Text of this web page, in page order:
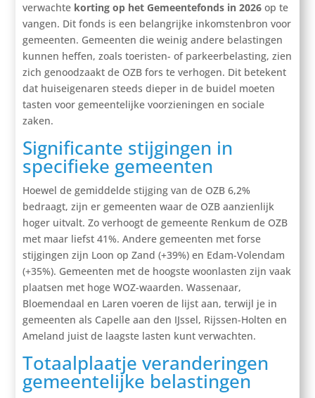
verwachte korting op het Gemeentefonds in 2026 op te
vangen. Dit fonds is een belangrijke inkomstenbron voor
gemeenten. Gemeenten die weinig andere belastingen
kunnen heffen, zoals toeristen- of parkeerbelasting, zien
zich genoodzaakt de OZB fors te verhogen. Dit betekent
dat huiseigenaren steeds dieper in de buidel moeten
tasten voor gemeentelijke voorzieningen en sociale
zaken.
Significante stijgingen in
specifieke gemeenten
Hoewel de gemiddelde stijging van de OZB 6,2%
bedraagt, zijn er gemeenten waar de OZB aanzienlijk
hoger uitvalt. Zo verhoogt de gemeente Renkum de OZB
met maar liefst 41%. Andere gemeenten met forse
stijgingen zijn Loon op Zand (+39%) en Edam-Volendam
(+35%). Gemeenten met de hoogste woonlasten zijn vaak
plaatsen met hoge WOZ-waarden. Wassenaar,
Bloemendaal en Laren voeren de lijst aan, terwijl je in
gemeenten als Capelle aan den IJssel, Rijssen-Holten en
Ameland juist de laagste lasten kunt verwachten.
Totaalplaatje veranderingen
gemeentelijke belastingen